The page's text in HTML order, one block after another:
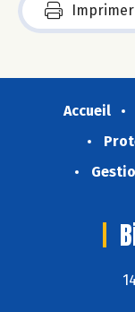
Accueil